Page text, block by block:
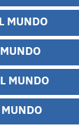
MUNDO
MUNDO